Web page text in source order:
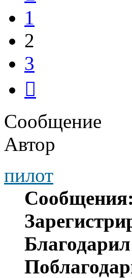
1
2
3
Сообщение
Автор
пилот
Сообщения: